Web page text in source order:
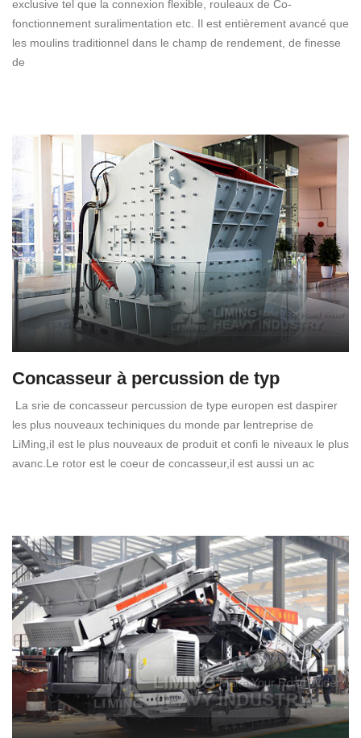
exclusive tel que la connexion flexible, rouleaux de Co-
fonctionnement suralimentation etc. Il est entièrement avancé que
les moulins traditionnel dans le champ de rendement, de finesse
de
Concasseur à percussion de typ
La srie de concasseur percussion de type europen est daspirer
les plus nouveaux techiniques du monde par lentreprise de
LiMing,iI est le plus nouveaux de produit et confi le niveaux le plus
avanc.Le rotor est le coeur de concasseur,il est aussi un ac